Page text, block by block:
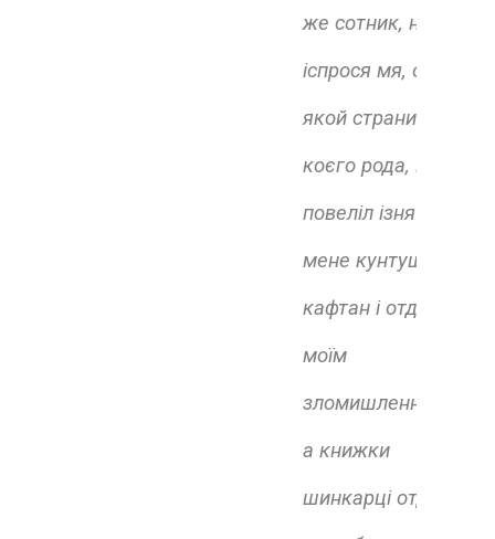
же сотник, не
іспрося мя, от
якой страни і
коєго рода, но
повеліл ізняти із
мене кунтуш і
кафтан і отдал
моїм
зломишленникам,
а книжки
шинкарці отдал